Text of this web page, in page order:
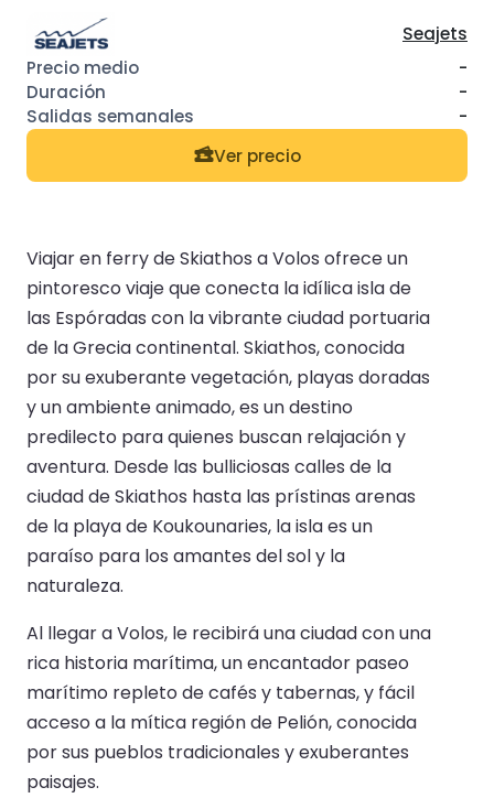
Seajets
-
-
-
Ver precio
Viajar en ferry de Skiathos a Volos ofrece un
pintoresco viaje que conecta la idílica isla de
las Espóradas con la vibrante ciudad portuaria
de la Grecia continental. Skiathos, conocida
por su exuberante vegetación, playas doradas
y un ambiente animado, es un destino
predilecto para quienes buscan relajación y
aventura. Desde las bulliciosas calles de la
ciudad de Skiathos hasta las prístinas arenas
de la playa de Koukounaries, la isla es un
paraíso para los amantes del sol y la
naturaleza.
Al llegar a Volos, le recibirá una ciudad con una
rica historia marítima, un encantador paseo
marítimo repleto de cafés y tabernas, y fácil
acceso a la mítica región de Pelión, conocida
por sus pueblos tradicionales y exuberantes
paisajes.